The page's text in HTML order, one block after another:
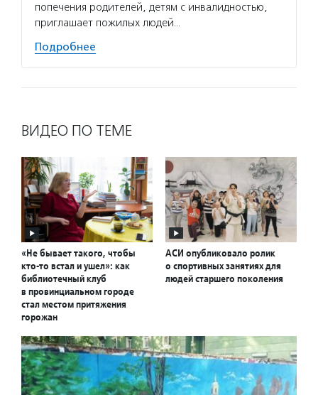
попечения родителей, детям с инвалидностью,
приглашает пожилых людей…
Подробнее
ВИДЕО ПО ТЕМЕ
«Не бывает такого, чтобы
кто-то встал и ушел»: как
библиотечный клуб
в провинциальном городе
стал местом притяжения
горожан
АСИ опубликовало ролик
о спортивных занятиях для
людей старшего поколения